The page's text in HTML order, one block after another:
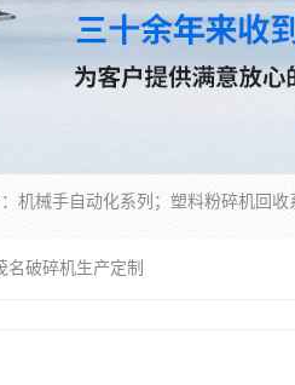
名破碎机生产定制